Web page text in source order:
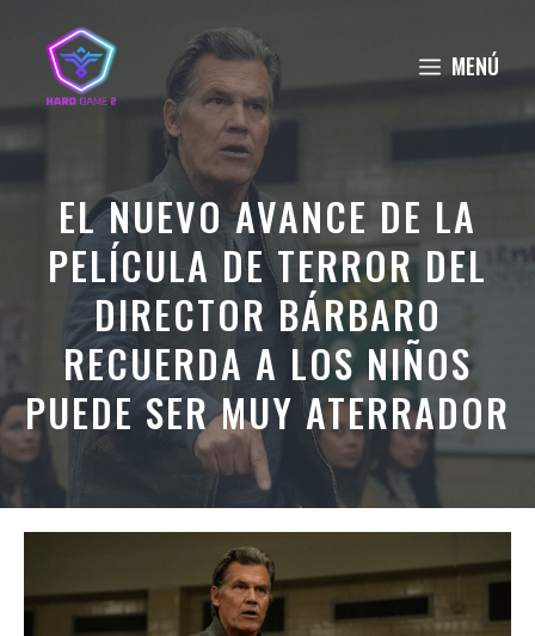
contenido
MENÚ
EL NUEVO AVANCE DE LA
PELÍCULA DE TERROR DEL
DIRECTOR BÁRBARO
RECUERDA A LOS NIÑOS
PUEDE SER MUY ATERRADOR